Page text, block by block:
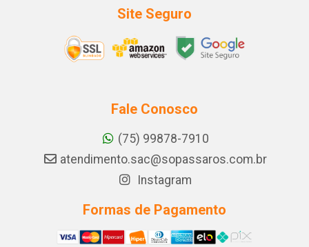
Site Seguro
Fale Conosco
(75) 99878-7910
atendimento.sac@sopassaros.com.br
Instagram
Formas de Pagamento